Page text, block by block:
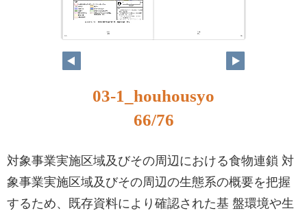
66
65
03-1_houhousyo
66/76
対象事業実施区域及びその周辺における食物連鎖 対
象事業実施区域及びその周辺の生態系の概要を把握
するため、既存資料により確認された基 盤環境や生